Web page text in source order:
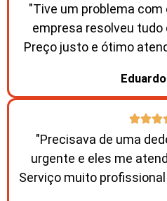
"Tive um problema com
empresa resolveu
Preço justo e ótimo
"Precisava de uma
urgente e eles me
Serviço muito